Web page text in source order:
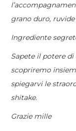
grano duro,
Ingrediente
Sapete il potere
scopriremo
spiegarvi le
shitake.
Grazie mille